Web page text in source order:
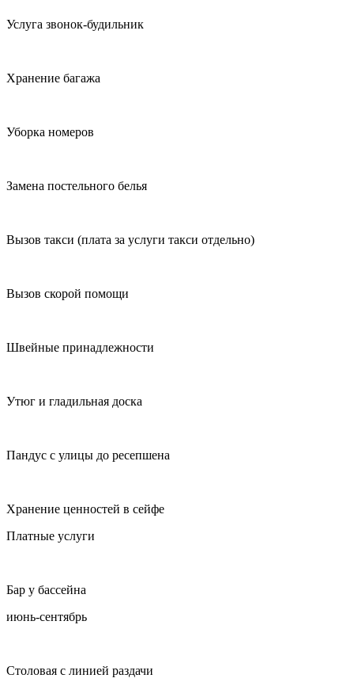
Услуга звонок-будильник
Хранение багажа
Уборка номеров
Замена постельного белья
Вызов такси (плата за услуги такси отдельно)
Вызов скорой помощи
Швейные принадлежности
Утюг и гладильная доска
Пандус с улицы до ресепшена
Хранение ценностей в сейфе
Платные услуги
Бар у бассейна
июнь-сентябрь
Столовая с линией раздачи